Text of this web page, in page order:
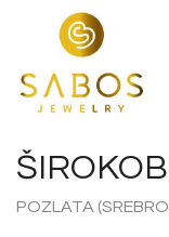
POZLATA